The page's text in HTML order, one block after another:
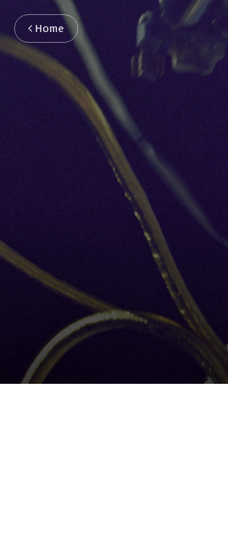
Home